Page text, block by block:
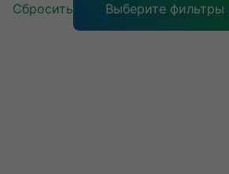
Сбросить Выберите фильтры